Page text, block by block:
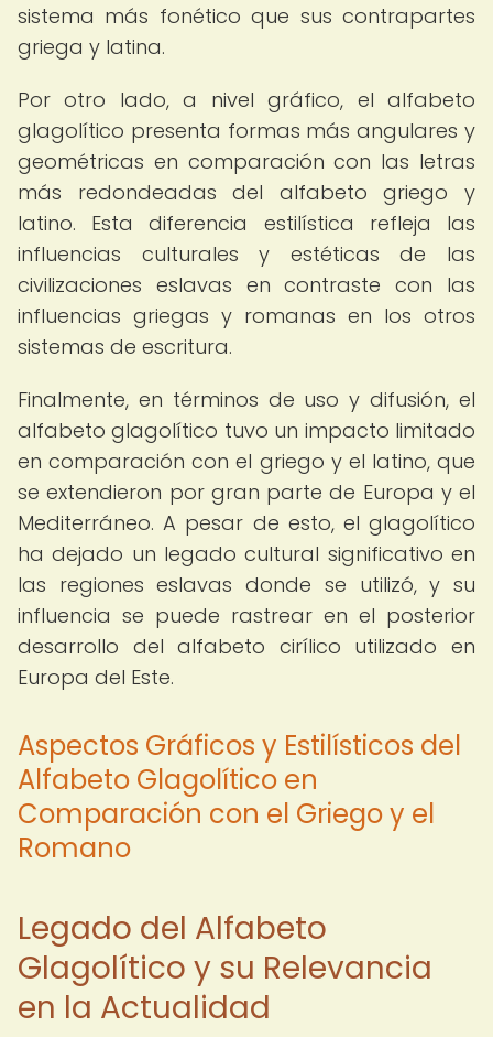
sistema más fonético que sus contrapartes
griega y latina.
Por otro lado, a nivel gráfico, el alfabeto
glagolítico presenta formas más angulares y
geométricas en comparación con las letras
más redondeadas del alfabeto griego y
latino. Esta diferencia estilística refleja las
influencias culturales y estéticas de las
civilizaciones eslavas en contraste con las
influencias griegas y romanas en los otros
sistemas de escritura.
Finalmente, en términos de uso y difusión, el
alfabeto glagolítico tuvo un impacto limitado
en comparación con el griego y el latino, que
se extendieron por gran parte de Europa y el
Mediterráneo. A pesar de esto, el glagolítico
ha dejado un legado cultural significativo en
las regiones eslavas donde se utilizó, y su
influencia se puede rastrear en el posterior
desarrollo del alfabeto cirílico utilizado en
Europa del Este.
Aspectos Gráficos y Estilísticos del
Alfabeto Glagolítico en
Comparación con el Griego y el
Romano
Legado del Alfabeto
Glagolítico y su Relevancia
en la Actualidad